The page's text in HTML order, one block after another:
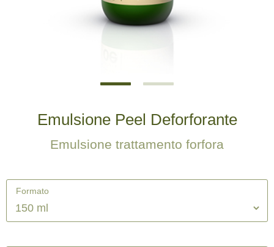
Emulsione Peel Deforforante
Emulsione trattamento forfora
Formato